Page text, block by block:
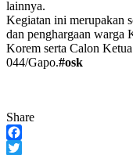
lainnya.
Kegiatan ini merupakan
dan penghargaan warga
Korem serta Calon
044/Gapo.#osk
Share
Facebook